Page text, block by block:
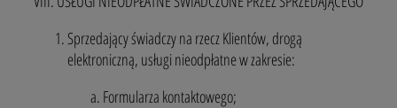
Sprzedający świadczy na rzecz Klientów, drogą
elektroniczną, usługi nieodpłatne w zakresie:
Formularza kontaktowego;